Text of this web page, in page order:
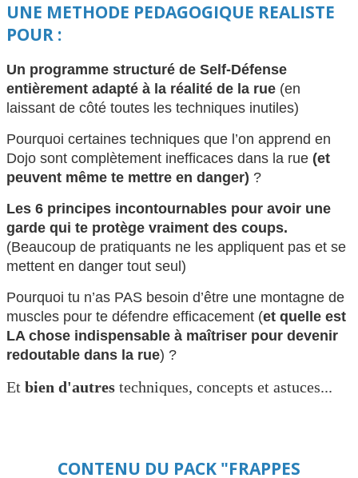
UNE METHODE PEDAGOGIQUE REALISTE
POUR :
Un programme structuré de Self-Défense
entièrement adapté à la réalité de la rue (en
laissant de côté toutes les techniques inutiles)
Pourquoi certaines techniques que l’on apprend en
Dojo sont complètement inefficaces dans la rue (et
peuvent même te mettre en danger) ?
Les 6 principes incontournables pour avoir une
garde qui te protège vraiment des coups.
(Beaucoup de pratiquants ne les appliquent pas et se
mettent en danger tout seul)
Pourquoi tu n’as PAS besoin d’être une montagne de
muscles pour te défendre efficacement (et quelle est
LA chose indispensable à maîtriser pour devenir
redoutable dans la rue) ?
Et bien d'autres techniques, concepts et astuces...
CONTENU DU PACK "FRAPPES